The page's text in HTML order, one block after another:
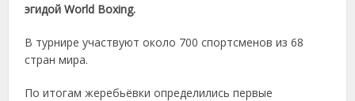
эгидой World Boxing.
В турнире участвуют около 700 спортсменов из 68
стран мира.
По итогам жеребьёвки определились первые